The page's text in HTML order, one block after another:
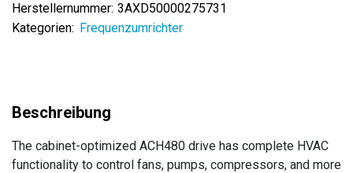
Herstellernummer: 3AXD50000275731
Kategorien: Frequenzumrichter
The cabinet-optimized ACH480 drive has complete HVAC
functionality to control fans, pumps, compressors, and more